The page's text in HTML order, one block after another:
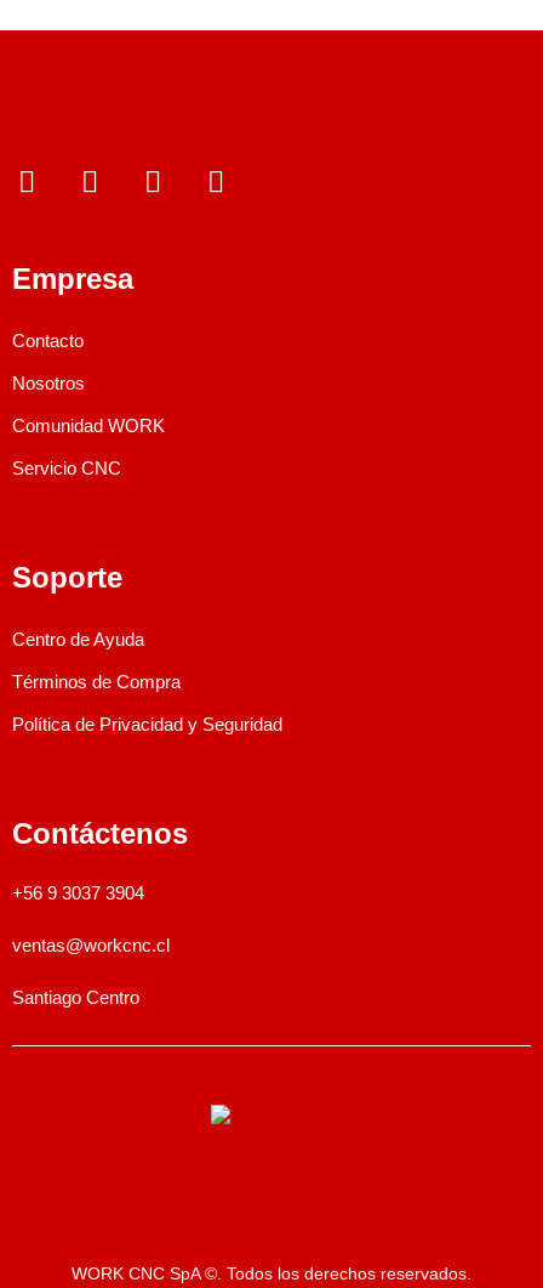
Empresa
Contacto
Nosotros
Comunidad WORK
Servicio CNC
Soporte
Centro de Ayuda
Términos de Compra
Política de Privacidad y Seguridad
Contáctenos
+56 9 3037 3904
ventas@workcnc.cl
Santiago Centro
WORK CNC SpA ©. Todos los derechos reservados.